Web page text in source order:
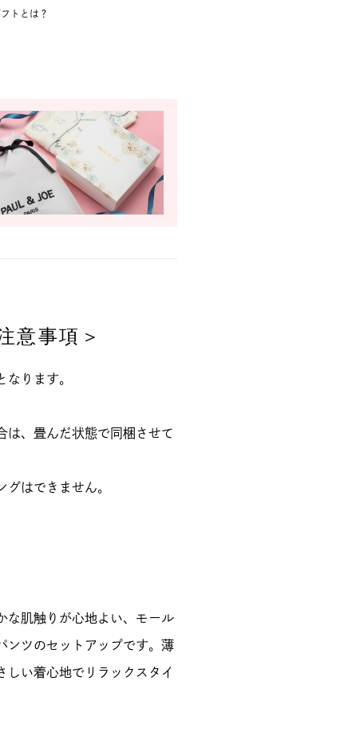
トとは？
意事項＞
ります。
、畳んだ状態で同梱させて
はできません。
な肌触りが心地よい、モール
ンツのセットアップです。薄
しい着心地でリラックスタイ